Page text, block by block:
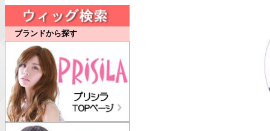
ブランドから探す